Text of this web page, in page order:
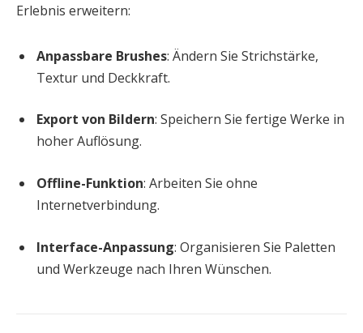
Erlebnis erweitern:
Anpassbare Brushes: Ändern Sie Strichstärke,
Textur und Deckkraft.
Export von Bildern: Speichern Sie fertige Werke in
hoher Auflösung.
Offline-Funktion: Arbeiten Sie ohne
Internetverbindung.
Interface-Anpassung: Organisieren Sie Paletten
und Werkzeuge nach Ihren Wünschen.